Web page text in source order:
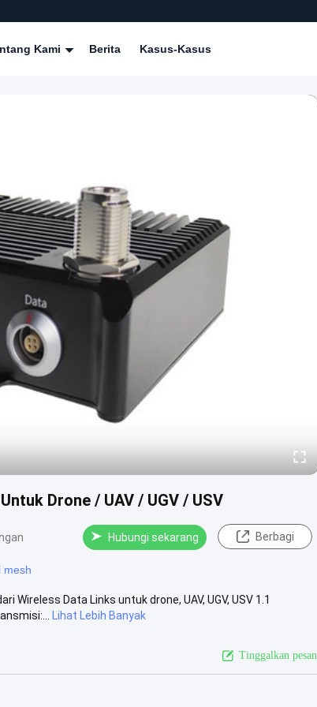
Kami Berita Kasus-Kasus
Drone / UAV / UGV / USV
Hubungi sekarang Berbagi
mesh
Data Links untuk drone, UAV, UGV, USV 1.1
Lihat Lebih Banyak
Tinggalkan pesan.